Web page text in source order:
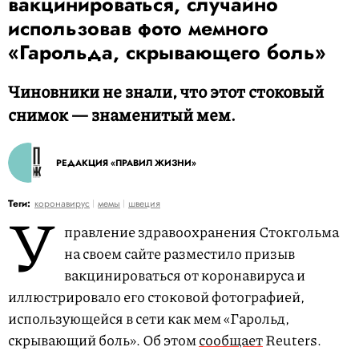
использовав фото мемного
«Гарольда, скрывающего боль»
Чиновники не знали, что этот стоковый
снимок — знаменитый мем.
РЕДАКЦИЯ «ПРАВИЛ ЖИЗНИ»
Теги: коронавирус мемы швеция
У правление здравоохранения Стокгольма
на своем сайте разместило призыв
вакцинироваться от коронавируса и
иллюстрировало его стоковой фотографией,
использующейся в сети как мем «Гарольд,
скрывающий боль». Об этомсообщаетReuters.